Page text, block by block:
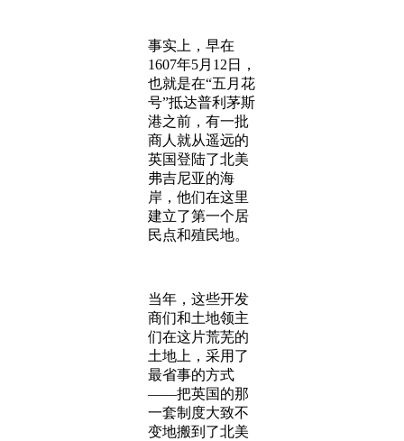
事实上，早在
1607年5月12日，
也就是在“五月花
号”抵达普利茅斯
港之前，有一批
商人就从遥远的
英国登陆了北美
弗吉尼亚的海
岸，他们在这里
建立了第一个居
民点和殖民地。
当年，这些开发
商们和土地领主
们在这片荒芜的
土地上，采用了
最省事的方式
——把英国的那
一套制度大致不
变地搬到了北美